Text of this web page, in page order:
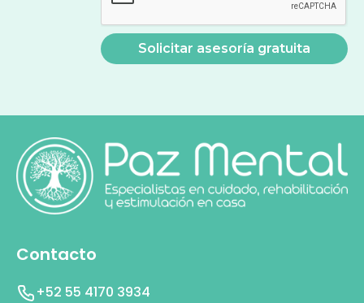
Contacto
+52 55 4170 3934